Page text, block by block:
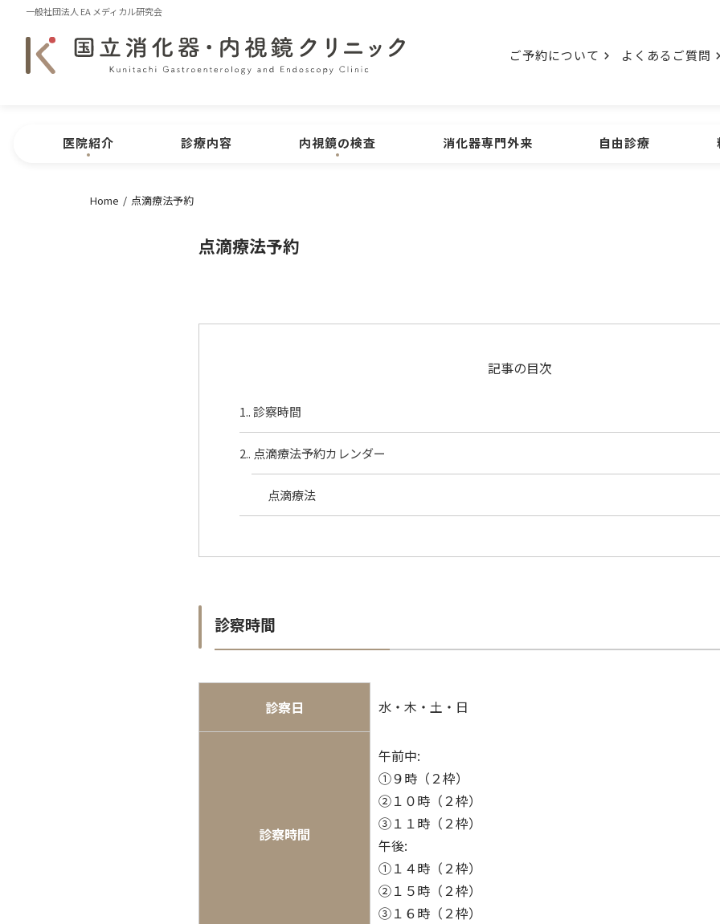
一般社団法人 EA メディカル研究会
よくあるご質問
ご予約について
医院紹介
院長紹介
問診表のダウンロード
診療内容 内視鏡の検査 消化器専門外来 自由診療
Home 点滴療法予約
点滴療法予約
記事の目次
1. 診察時間
2. 点滴療法予約カレンダー
点滴療法
診察時間
診察日 水・木・土・日
診察時間
午前中:
①９時（２枠）
②１０時（２枠）
③１１時（２枠）
午後:
①１４時（２枠）
②１５時（２枠）
③１６時（２枠）